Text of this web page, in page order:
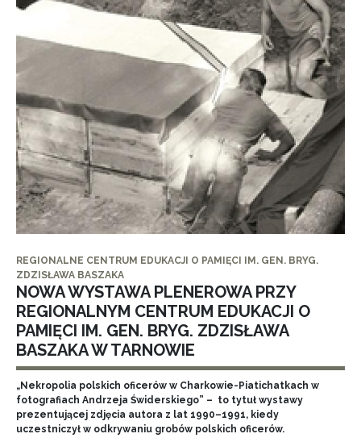
REGIONALNE CENTRUM EDUKACJI O PAMIĘCI IM. GEN. BRYG.
ZDZISŁAWA BASZAKA
NOWA WYSTAWA PLENEROWA PRZY
REGIONALNYM CENTRUM EDUKACJI O
PAMIĘCI IM. GEN. BRYG. ZDZISŁAWA
BASZAKA W TARNOWIE
„Nekropolia polskich oficerów w Charkowie-Piatichatkach w
fotografiach Andrzeja Świderskiego” – to tytuł wystawy
prezentującej zdjęcia autora z lat 1990–1991, kiedy
uczestniczył w odkrywaniu grobów polskich oficerów.